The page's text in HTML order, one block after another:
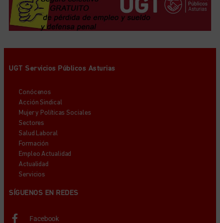
UGT Servicios Públicos Asturias
Conócenos
Acción Sindical
Mujer y Políticas Sociales
Sectores
Salud Laboral
Formación
Empleo Actualidad
Actualidad
Servicios
SÍGUENOS EN REDES
Facebook